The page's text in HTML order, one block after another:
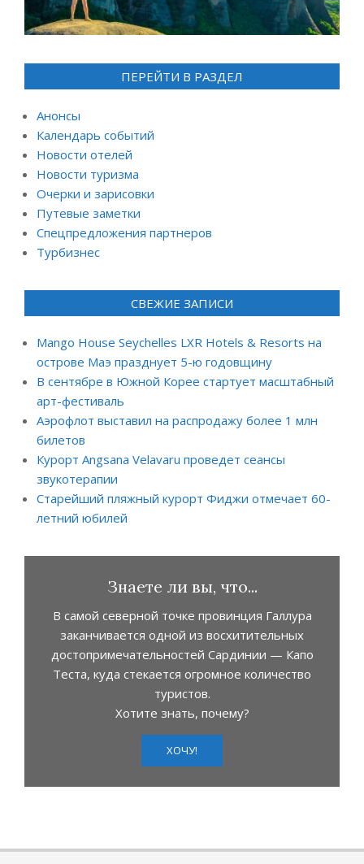
ПЕРЕЙТИ В РАЗДЕЛ
Анонсы
Календарь событий
Новости отелей
Новости туризма
Очерки и зарисовки
Путевые заметки
Спецпредложения партнеров
Турбизнес
СВЕЖИЕ ЗАПИСИ
Mango House Seychelles LXR Hotels & Resorts на
острове Маэ празднует 5-ю годовщину
В сентябре в Южной Корее стартует масштабный
арт-фестиваль
Аэрофлот выставил на распродажу более 1 млн
билетов
Курорт Angsana Velavaru проведет сеансы
звукотерапии
Старейший пляжный курорт Фиджи отмечает 60-
летний юбилей
Знаете ли вы, что...
В самой северной точке провинция Галлура
заканчивается одной из восхитительных
достопримечательностей Сардинии — Капо
Теста, куда стекается огромное количество
туристов.
Хотите знать, почему?
ХОЧУ!